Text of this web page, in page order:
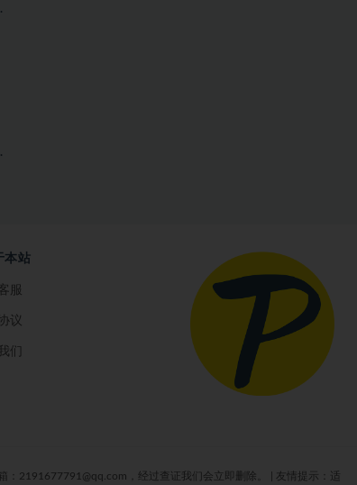
本站
服
议
们
2191677791@qq.com，经过查证我们会立即删除。 友情提示：适